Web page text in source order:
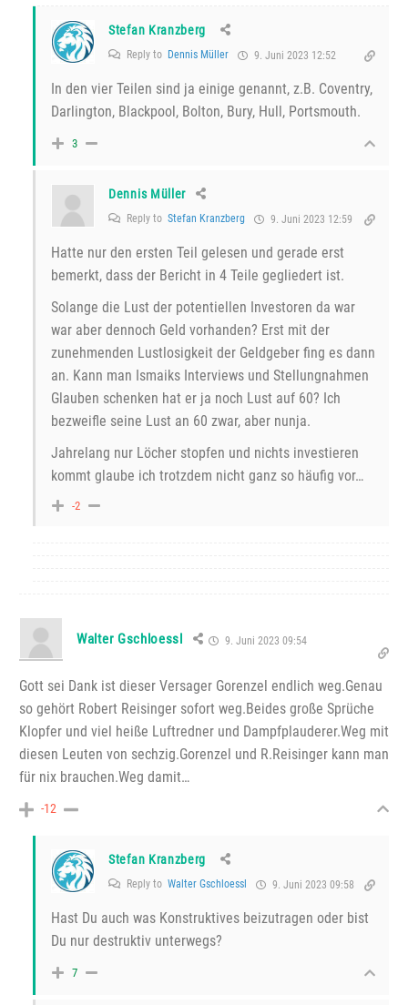
Stefan Kranzberg
Reply to Dennis Müller 9. Juni 2023 12:52
In den vier Teilen sind ja einige genannt, z.B. Coventry,
Darlington, Blackpool, Bolton, Bury, Hull, Portsmouth.
3
Dennis Müller
Reply to Stefan Kranzberg 9. Juni 2023 12:59
Hatte nur den ersten Teil gelesen und gerade erst
bemerkt, dass der Bericht in 4 Teile gegliedert ist.
Solange die Lust der potentiellen Investoren da war
war aber dennoch Geld vorhanden? Erst mit der
zunehmenden Lustlosigkeit der Geldgeber fing es dann
an. Kann man Ismaiks Interviews und Stellungnahmen
Glauben schenken hat er ja noch Lust auf 60? Ich
bezweifle seine Lust an 60 zwar, aber nunja.
Jahrelang nur Löcher stopfen und nichts investieren
kommt glaube ich trotzdem nicht ganz so häufig vor…
-2
Walter Gschloessl 9. Juni 2023 09:54
Gott sei Dank ist dieser Versager Gorenzel endlich weg.Genau
so gehört Robert Reisinger sofort weg.Beides große Sprüche
Klopfer und viel heiße Luftredner und Dampfplauderer.Weg mit
diesen Leuten von sechzig.Gorenzel und R.Reisinger kann man
für nix brauchen.Weg damit…
-12
Stefan Kranzberg
Reply to Walter Gschloessl 9. Juni 2023 09:58
Hast Du auch was Konstruktives beizutragen oder bist
Du nur destruktiv unterwegs?
7